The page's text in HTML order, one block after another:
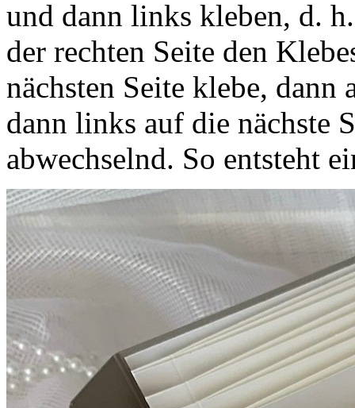
und dann links kleben, d.
der rechten Seite den
nächsten Seite klebe,
dann links auf die nächste
abwechselnd. So entsteht